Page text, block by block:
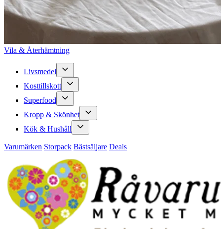
Vila & Återhämtning
Livsmedel
Kosttillskott
Superfood
Kropp & Skönhet
Kök & Hushåll
Varumärken Storpack Bästsäljare Deals